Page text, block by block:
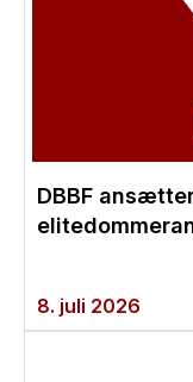
DBBF
8. juli 2026